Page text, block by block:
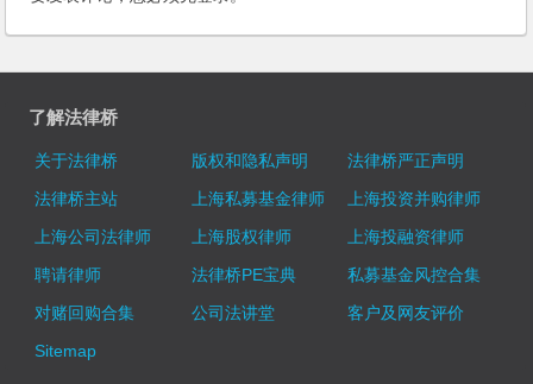
了解法律桥
关于法律桥 版权和隐私声明
法律桥严正声明
法律桥主站
上海私募基金律师
上海投资并购律师
上海公司法律师
上海股权律师
上海投融资律师
聘请律师
法律桥PE宝典
私募基金风控合集
对赌回购合集
公司法讲堂
客户及网友评价
Sitemap